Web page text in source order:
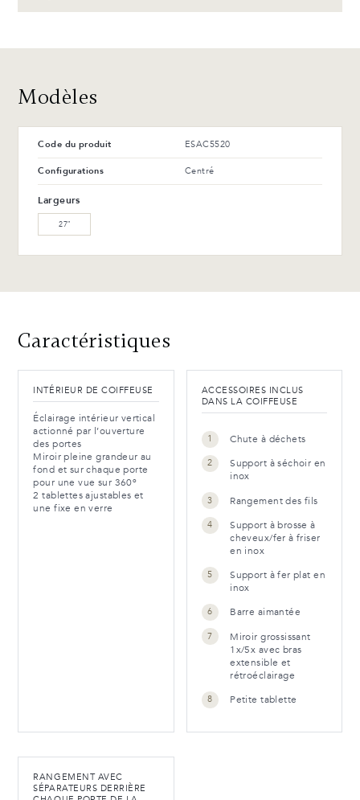
T-42-G Noir lustré T-114-T Frêne anthracite
Modèles
Code du produit ESAC5520
Configurations Centré
Largeurs
27″
Caractéristiques
INTÉRIEUR DE COIFFEUSE
Éclairage intérieur vertical
actionné par l’ouverture
des portes
Miroir pleine grandeur au
fond et sur chaque porte
pour une vue sur 360º
2 tablettes ajustables et
une fixe en verre
ACCESSOIRES INCLUS
DANS LA COIFFEUSE
Chute à déchets
Support à séchoir en
inox
Rangement des fils
Support à brosse à
cheveux/fer à friser
en inox
Support à fer plat en
inox
Barre aimantée
Miroir grossissant
1x/5x avec bras
extensible et
rétroéclairage
Petite tablette
RANGEMENT AVEC
SÉPARATEURS DERRIÈRE